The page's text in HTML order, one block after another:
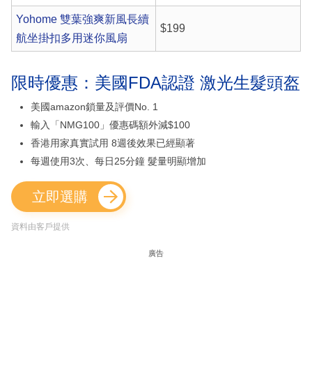
Yohome 雙葉強爽新風長續
航坐掛扣多用迷你風扇
$199
限時優惠：美國FDA認證 激光生髮頭盔
美國amazon鎖量及評價No. 1
輸入「NMG100」優惠碼額外減$100
香港用家真實試用 8週後效果已經顯著
每週使用3次、每日25分鐘 髮量明顯增加
立即選購
資料由客戶提供
廣告